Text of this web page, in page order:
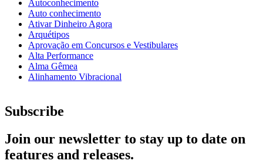
Autoconhecimento
Auto conhecimento
Ativar Dinheiro Agora
Arquétipos
Aprovação em Concursos e Vestibulares
Alta Performance
Alma Gêmea
Alinhamento Vibracional
Subscribe
Join our newsletter to stay up to date on
features and releases.